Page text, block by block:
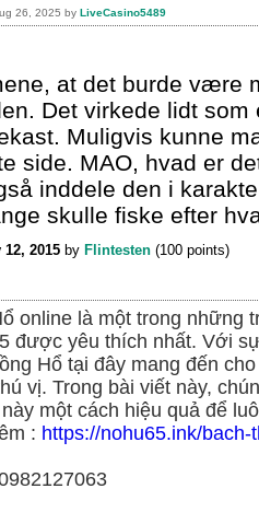
26, 2025 by LiveCasino5489
at det burde være
Det virkede lidt
Muligvis kunne
side. MAO, hvad er
inddele den i
skulle fiske efter
12, 2015 by Flintesten (100 points)
online là một trong những
được yêu thích nhất. Với
Hổ tại đây mang đến
vị. Trong bài viết này,
một cách hiệu quả để
: https://nohu65.ink/bach-